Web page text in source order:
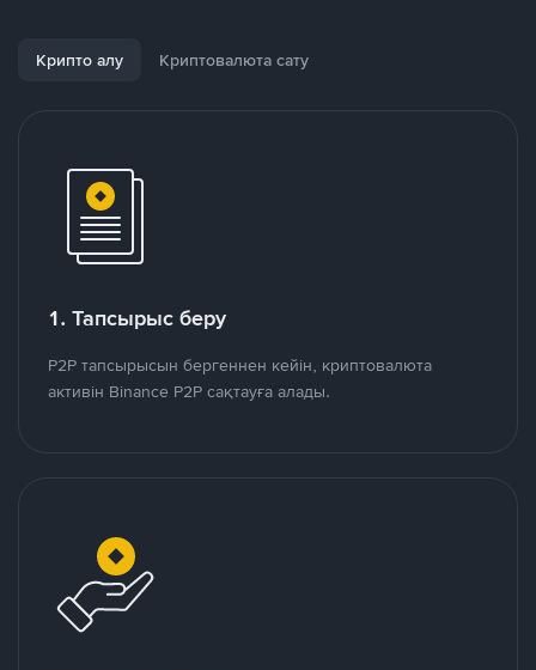
Крипто алу Криптовалюта сату
1. Тапсырыс беру
P2P тапсырысын бергеннен кейін, криптовалюта
активін Binance P2P сақтауға алады.